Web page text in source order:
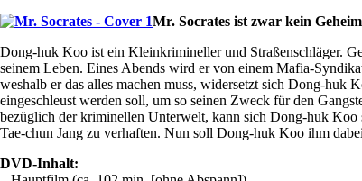
Mr. Socrates ist zwar kein
Dong-huk Koo ist ein Kleinkrimineller und Straßenschläger.
seinem Leben. Eines Abends wird er von einem Mafia-
weshalb er das alles machen muss, widersetzt sich Dong-
eingeschleust werden soll, um so seinen Zweck für den
bezüglich der kriminellen Unterwelt, kann sich Dong-huk Koo
Tae-chun Jang zu verhaften. Nun soll Dong-huk Koo ihm
DVD-Inhalt: